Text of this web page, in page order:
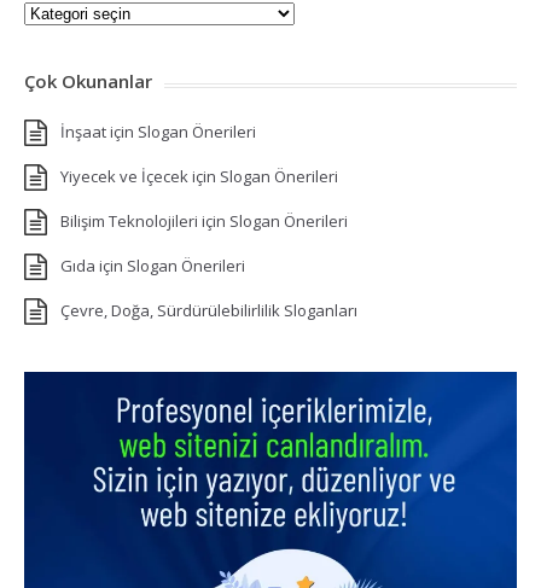
Kategoriler
Çok Okunanlar
İnşaat için Slogan Önerileri
Yiyecek ve İçecek için Slogan Önerileri
Bilişim Teknolojileri için Slogan Önerileri
Gıda için Slogan Önerileri
Çevre, Doğa, Sürdürülebilirlilik Sloganları